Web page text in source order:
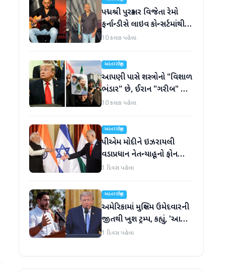
પદ્મશ્રી પુરસ્કાર વિજેતા રેમો
ફર્નાન્ડીસે લાઇવ કોન્સર્ટમાંથી
નિવૃત્તિની જાહેરાત કરી
10 કલાક પહેલા
આંતરરાષ્ટ્રીય
આપણી પાસે શસ્ત્રોનો "વિશાળ
ભંડાર" છે, ઈરાન "ગરીબ" છે,
ટ્રમ્પનું નિવેદન
10 કલાક પહેલા
આંતરરાષ્ટ્રીય
પીએમ મોદીને ઇઝરાયલી
વડાપ્રધાન નેતન્યાહૂનો ફોન
આવ્યો
1 દિવસ પહેલા
આંતરરાષ્ટ્રીય
અમેરિકામાં મુસ્લિમ ઉમેદવારની
જીતથી ખુશ ટ્રમ્પ, કહ્યું, 'આ
અમારા માટે સારા સમાચાર છે'
1 દિવસ પહેલા